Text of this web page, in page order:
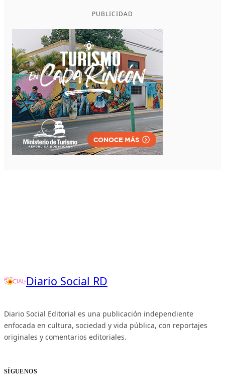
PUBLICIDAD
Diario Social RD
Diario Social Editorial es una publicación independiente
enfocada en cultura, sociedad y vida pública, con reportajes
originales y comentarios editoriales.
SÍGUENOS